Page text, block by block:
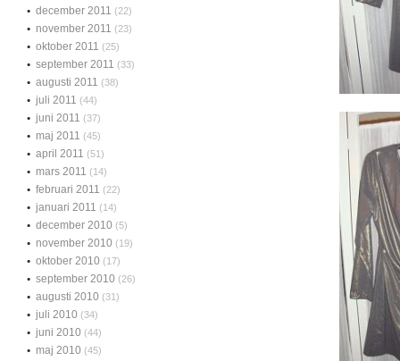
december 2011 (22)
november 2011 (23)
oktober 2011 (25)
september 2011 (33)
augusti 2011 (38)
juli 2011 (44)
juni 2011 (37)
maj 2011 (45)
april 2011 (51)
mars 2011 (14)
februari 2011 (22)
januari 2011 (14)
december 2010 (5)
november 2010 (19)
oktober 2010 (17)
september 2010 (26)
augusti 2010 (31)
juli 2010 (34)
juni 2010 (44)
maj 2010 (45)